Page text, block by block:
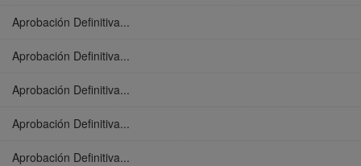
Aprobación Definitiva...
Aprobación Definitiva...
Aprobación Definitiva...
Aprobación Definitiva...
Aprobación Definitiva...